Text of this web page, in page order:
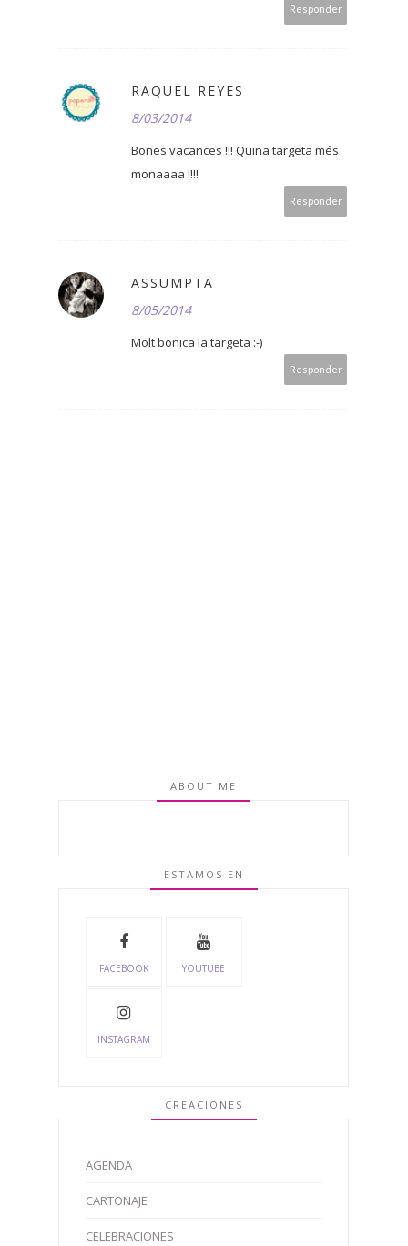
Responder
RAQUEL REYES
8/03/2014
Bones vacances !!! Quina targeta més
monaaaa !!!!
Responder
ASSUMPTA
8/05/2014
Molt bonica la targeta :-)
Responder
ABOUT ME
ESTAMOS EN
FACEBOOK YOUTUBE
INSTAGRAM
CREACIONES
AGENDA
CARTONAJE
CELEBRACIONES